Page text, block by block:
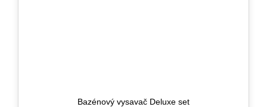
Bazénový vysavač Deluxe set